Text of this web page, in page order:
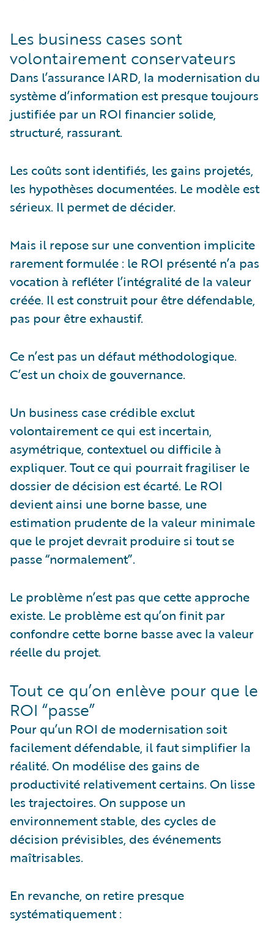
Les business cases sont
volontairement conservateurs
Dans l’assurance IARD, la modernisation du
système d’information est presque toujours
justifiée par un ROI financier solide,
structuré, rassurant.
Les coûts sont identifiés, les gains projetés,
les hypothèses documentées. Le modèle est
sérieux. Il permet de décider.
Mais il repose sur une convention implicite
rarement formulée : le ROI présenté n’a pas
vocation à refléter l’intégralité de la valeur
créée. Il est construit pour être défendable,
pas pour être exhaustif.
Ce n’est pas un défaut méthodologique.
C’est un choix de gouvernance.
Un business case crédible exclut
volontairement ce qui est incertain,
asymétrique, contextuel ou difficile à
expliquer. Tout ce qui pourrait fragiliser le
dossier de décision est écarté. Le ROI
devient ainsi une borne basse, une
estimation prudente de la valeur minimale
que le projet devrait produire si tout se
passe “normalement”.
Le problème n’est pas que cette approche
existe. Le problème est qu’on finit par
confondre cette borne basse avec la valeur
réelle du projet.
Tout ce qu’on enlève pour que le
ROI “passe”
Pour qu’un ROI de modernisation soit
facilement défendable, il faut simplifier la
réalité. On modélise des gains de
productivité relativement certains. On lisse
les trajectoires. On suppose un
environnement stable, des cycles de
décision prévisibles, des événements
maîtrisables.
En revanche, on retire presque
systématiquement :